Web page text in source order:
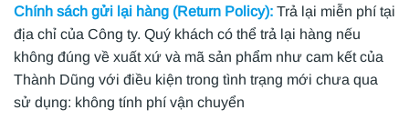
Chính sách gửi lại hàng (Return Policy): Trả lại miễn phí tại
địa chỉ của Công ty. Quý khách có thể trả lại hàng nếu
không đúng về xuất xứ và mã sản phẩm như cam kết của
Thành Dũng với điều kiện trong tình trạng mới chưa qua
sử dụng: không tính phí vận chuyển